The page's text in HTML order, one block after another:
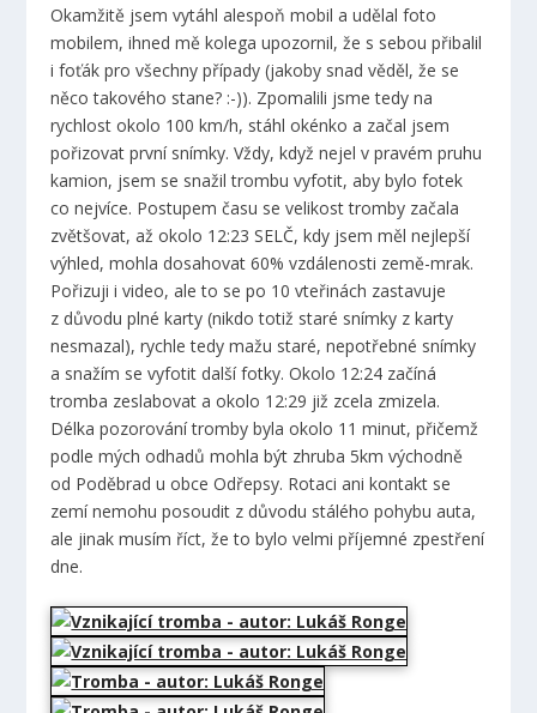
Okamžitě jsem vytáhl alespoň mobil a udělal foto
mobilem, ihned mě kolega upozornil, že s sebou přibalil
i foťák pro všechny případy (jakoby snad věděl, že se
něco takového stane? :-)). Zpomalili jsme tedy na
rychlost okolo 100 km/h, stáhl okénko a začal jsem
pořizovat první snímky. Vždy, když nejel v pravém pruhu
kamion, jsem se snažil trombu vyfotit, aby bylo fotek
co nejvíce. Postupem času se velikost tromby začala
zvětšovat, až okolo 12:23 SELČ, kdy jsem měl nejlepší
výhled, mohla dosahovat 60% vzdálenosti země-mrak.
Pořizuji i video, ale to se po 10 vteřinách zastavuje
z důvodu plné karty (nikdo totiž staré snímky z karty
nesmazal), rychle tedy mažu staré, nepotřebné snímky
a snažím se vyfotit další fotky. Okolo 12:24 začíná
tromba zeslabovat a okolo 12:29 již zcela zmizela.
Délka pozorování tromby byla okolo 11 minut, přičemž
podle mých odhadů mohla být zhruba 5km východně
od Poděbrad u obce Odřepsy. Rotaci ani kontakt se
zemí nemohu posoudit z důvodu stálého pohybu auta,
ale jinak musím říct, že to bylo velmi příjemné zpestření
dne.